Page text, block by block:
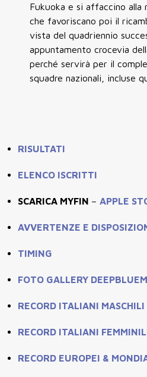
Fukuoka e si affaccino alla
che favoriscano poi il
vista del quadriennio
appuntamento crocevia
perché servirà per il
squadre nazionali, incluse
RISULTATI
ELENCO ISCRITTI
SCARICA MYFIN – APPLE
AVVERTENZE E
TIMING
FOTO GALLERY
RECORD ITALIANI MASCHILI
RECORD ITALIANI
RECORD EUROPEI &